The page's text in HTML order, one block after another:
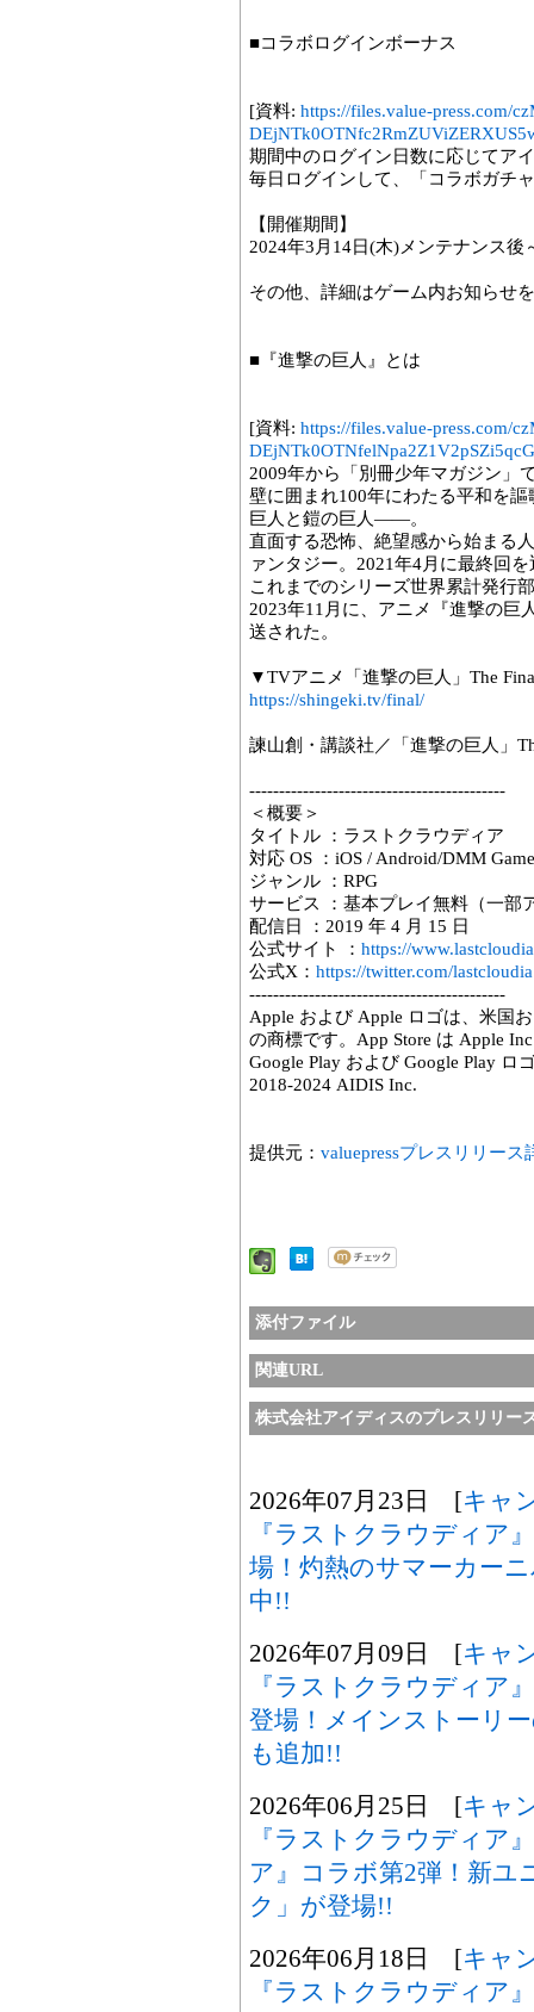
■コラボログインボーナス
[資料: https://files.value-press.com/
期間中のログイン日数に応じてア
毎日ログインして、「コラボガチ
【開催期間】
2024年3月14日(木)メンテナンス後
その他、詳細はゲーム内お知らせ
■『進撃の巨人』とは
[資料: https://files.value-press.com/
2009年から「別冊少年マガジン」
壁に囲まれ100年にわたる平和を
巨人と鎧の巨人――。
直面する恐怖、絶望感から始まる
ァンタジー。2021年4月に最終回
これまでのシリーズ世界累計発行
2023年11月に、アニメ『進撃の巨
送された。
▼TVアニメ「進撃の巨人」The
https://shingeki.tv/final/
諫山創・講談社／「進撃の巨人」
-------------------------------------------
＜概要＞
タイトル ：ラストクラウディア
対応 OS ：iOS / Android/DMM
ジャンル ：RPG
サービス ：基本プレイ無料（一部
配信日 ：2019 年 4 月 15 日
公式サイト ： https://
公式X： https://twitter.com/lastcloudia
-------------------------------------------
Apple および Apple ロゴは、米国
の商標です。App Store は Apple
Google Play および Google Play ロ
2018-2024 AIDIS Inc.
提供元： valuepressプレスリリース
添付ファイル
関連URL
株式会社アイディスのプレスリリー
2026年07月23日 [キャ
『ラストクラウディア
場！灼熱のサマーカー
中!!
2026年07月09日 [キャ
『ラストクラウディア
登場！メインストーリ
も追加!!
2026年06月25日 [キャ
『ラストクラウディア
ア』コラボ第2弾！新ユ
ク」が登場!!
2026年06月18日 [キャ
『ラストクラウディア